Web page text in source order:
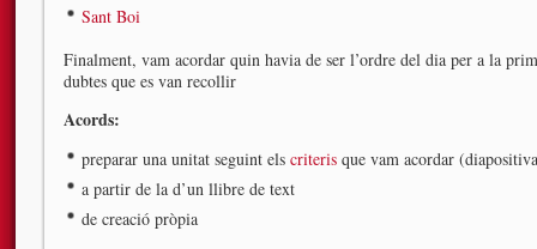
Sant Boi
Finalment, vam acordar quin havia de ser l’ordre del dia per a la
dubtes que es van recollir
Acords:
preparar una unitat seguint els criteris que vam acordar
a partir de la d’un llibre de text
de creació pròpia